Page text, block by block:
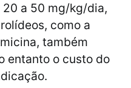
20 a 50 mg/kg/dia,
como a
também
entanto o custo do